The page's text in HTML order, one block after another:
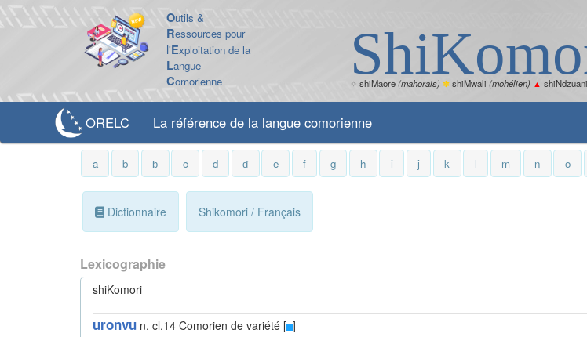
Outils &
Ressources pour
l'Exploitation de la
Langue
Comorienne ✧ shiMaore(mahorais) ✽shiMwali (mohélien) ▲ shiNdzuani
ORELC La référence de la langue comorienne
a b ɓ c d ɗ e f g h i j k l m n o
Dictionnaire Shikomori / Français
Lexicographie
shiKomori
uronvu n. cl.14 Comorien de variété [ ]